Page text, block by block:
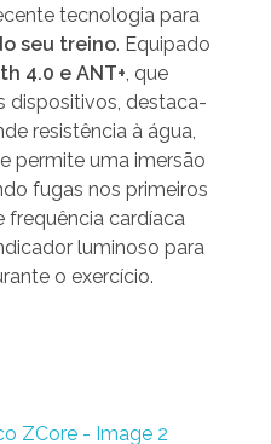
tecnologia para
seu treino. Equipado
4.0 e ANT+, que
dispositivos, destaca-
resistência à água,
permite uma imersão
fugas nos primeiros
frequência cardíaca
luminoso para
o exercício.